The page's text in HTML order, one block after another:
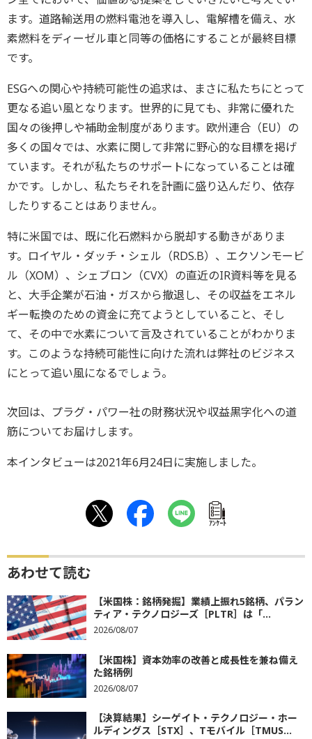
ます。道路輸送用の燃料電池を導入し、電解槽を備え、水
素燃料をディーゼル車と同等の価格にすることが最終目標
です。
ESGへの関心や持続可能性の追求は、まさに私たちにとって
更なる追い風となります。世界的に見ても、非常に優れた
国々の後押しや補助金制度があります。欧州連合（EU）の
多くの国々では、水素に関して非常に野心的な目標を掲げ
ています。それが私たちのサポートになっていることは確
かです。しかし、私たちそれを計画に盛り込んだり、依存
したりすることはありません。
特に米国では、既に化石燃料から脱却する動きがありま
す。ロイヤル・ダッチ・シェル（RDS.B）、エクソンモービ
ル（XOM）、シェブロン（CVX）の直近のIR資料等を見る
と、大手企業が石油・ガスから撤退し、その収益をエネル
ギー転換のための資金に充てようとしていること、そし
て、その中で水素について言及されていることがわかりま
す。このような持続可能性に向けた流れは弊社のビジネス
にとって追い風になるでしょう。
次回は、プラグ・パワー社の財務状況や収益黒字化への道
筋についてお届けします。
本インタビューは2021年6月24日に実施しました。
ｱﾝｹｰﾄ
あわせて読む
【米国株：銘柄発掘】業績上振れ5銘柄、パラン
ティア・テクノロジーズ［PLTR］は「...
2026/08/07
【米国株】資本効率の改善と成長性を兼ね備え
た銘柄例
2026/08/07
【決算結果】シーゲイト・テクノロジー・ホー
ルディングス［STX］、Tモバイル［TMUS...